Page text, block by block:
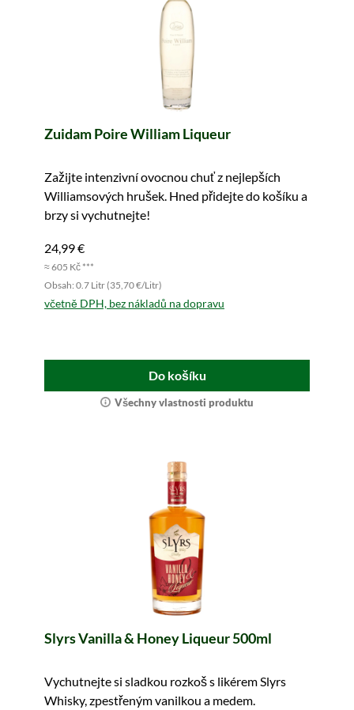
Zuidam Poire William Liqueur
Zažijte intenzivní ovocnou chuť z nejlepších
Williamsových hrušek. Hned přidejte do košíku a
brzy si vychutnejte!
24,99 €
≈ 605 Kč ***
Obsah: 0.7 Litr (35,70 €/Litr)
včetně DPH, bez nákladů na dopravu
Do košíku
Všechny vlastnosti produktu
Slyrs Vanilla & Honey Liqueur 500ml
Vychutnejte si sladkou rozkoš s likérem Slyrs
Whisky, zpestřeným vanilkou a medem.